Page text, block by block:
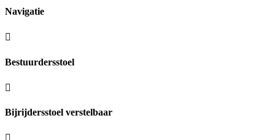
Navigatie
Bestuurdersstoel
Bijrijdersstoel verstelbaar